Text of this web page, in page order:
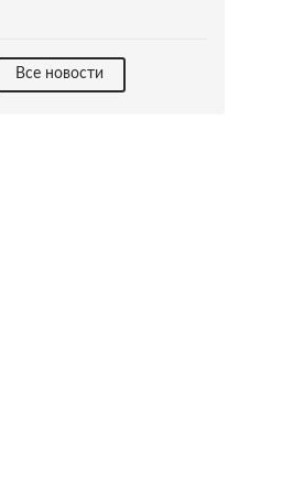
Все новости